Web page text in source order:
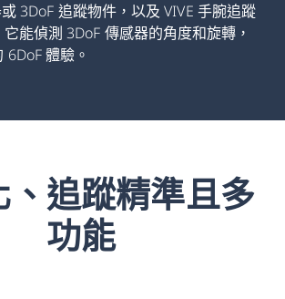
3DoF 追蹤物件，以及 VIVE 手腕追蹤
能偵測 3DoF 傳感器的角度和旋轉，
體驗。
、追蹤精準且多
功能